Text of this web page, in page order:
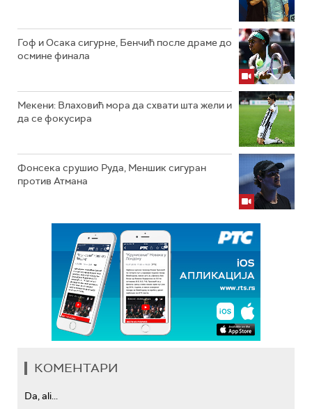
Гоф и Осака сигурне, Бенчић после драме до
осмине финала
Мекени: Влаховић мора да схвати шта жели и
да се фокусира
Фонсека срушио Руда, Меншик сигуран
против Атмана
КОМЕНТАРИ
Da, ali...